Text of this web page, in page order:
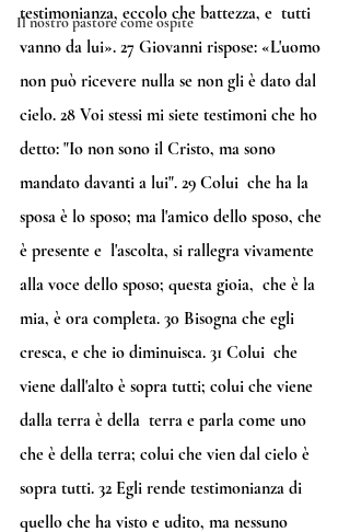
Il nostro pastore come ospite
testimonianza, eccolo che battezza, e  tutti
vanno da lui». 27 Giovanni rispose: «L'uomo
non può ricevere nulla se non gli è dato dal
cielo. 28 Voi stessi mi siete testimoni che ho
detto: "Io non sono il Cristo, ma sono
mandato davanti a lui". 29 Colui  che ha la
sposa è lo sposo; ma l'amico dello sposo, che
è presente e  l'ascolta, si rallegra vivamente
alla voce dello sposo; questa gioia,  che è la
mia, è ora completa. 30 Bisogna che egli
cresca, e che io diminuisca. 31 Colui  che
viene dall'alto è sopra tutti; colui che viene
dalla terra è della  terra e parla come uno
che è della terra; colui che vien dal cielo è
sopra tutti. 32 Egli rende testimonianza di
quello che ha visto e udito, ma nessuno